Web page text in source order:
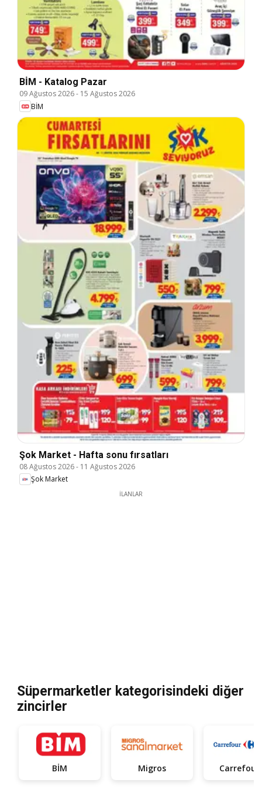
BİM - Katalog Pazar
09 Ağustos 2026- 15 Ağustos 2026
BİM
Şok Market - Hafta sonu fırsatları
08 Ağustos 2026- 11 Ağustos 2026
Şok Market
İLANLAR
Süpermarketler kategorisindeki diğer
zincirler
BİM Migros